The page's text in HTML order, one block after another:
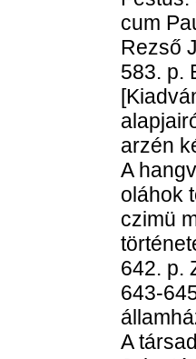
cum
Rezső
583. p.
arzén
A
oláhok
czimü
642. p.
643-
A